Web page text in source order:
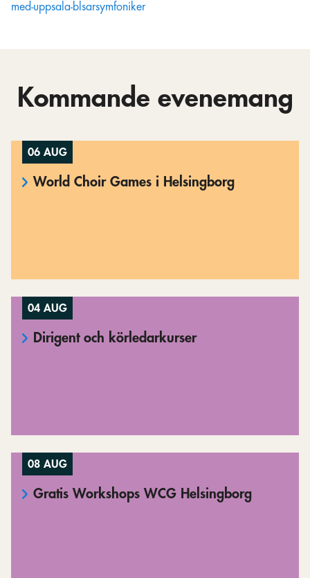
med-uppsala-blsarsymfoniker
Kommande evenemang
06 AUG
World Choir Games i Helsingborg
04 AUG
Dirigent och körledarkurser
08 AUG
Gratis Workshops WCG Helsingborg